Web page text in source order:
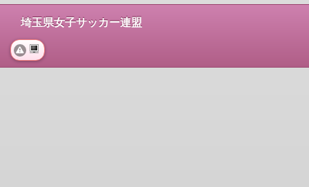
埼玉県女子サッカー連盟